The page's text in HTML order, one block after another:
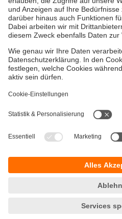
Gewährleistung
Kontakt
Standorte (EN)
ifm electronic gmbh
Gebäude E
E-Mail: info.at@ifm.com